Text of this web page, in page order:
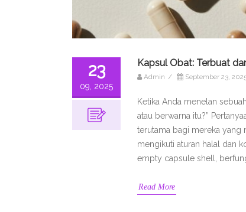
23
09, 2025
Kapsul Obat: Terbuat
Admin / September 23,
Ketika Anda menelan
atau berwarna itu?”
terutama bagi mereka yang
mengikuti aturan halal dan
empty capsule shell,
Read More